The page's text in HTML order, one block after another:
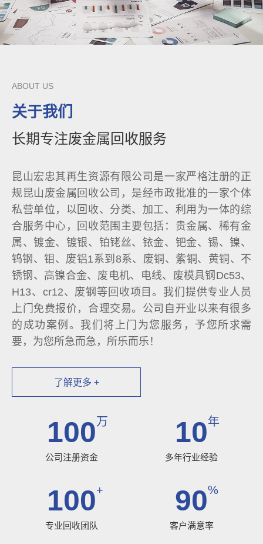
ABOUT US
关于我们
长期专注废金属回收服务
昆山宏忠其再生资源有限公司是一家严格注册的正
规昆山废金属回收公司，是经市政批准的一家个体
私营单位，以回收、分类、加工、利用为一体的综
合服务中心，回收范围主要包括：贵金属、稀有金
属、镀金、镀银、铂铑丝、铱金、钯金、锡、镍、
钨钢、钼、废铝1系到8系、废铜、紫铜、黄铜、不
锈钢、高镍合金、废电机、电线、废模具钢Dc53、
H13、cr12、废钢等回收项目。我们提供专业人员
上门免费报价，合理交易。公司自开业以来有很多
的成功案例。我们将上门为您服务，予您所求需
要，为您所急而急，所乐而乐！
了解更多 +
100万
公司注册资金
10年
多年行业经验
100+
专业回收团队
90%
客户满意率